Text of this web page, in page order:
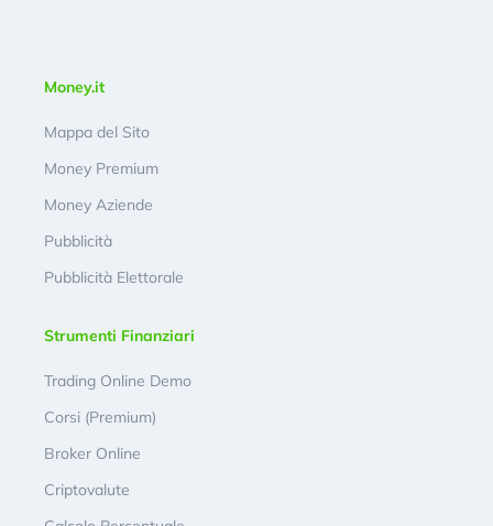
Money.it
Mappa del Sito
Money Premium
Money Aziende
Pubblicità
Pubblicità Elettorale
Strumenti Finanziari
Trading Online Demo
Corsi (Premium)
Broker Online
Criptovalute